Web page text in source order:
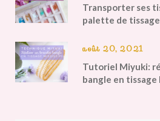
Transporter ses
palette de
août 20, 2021
Tutoriel Miyuki:
bangle en tissage